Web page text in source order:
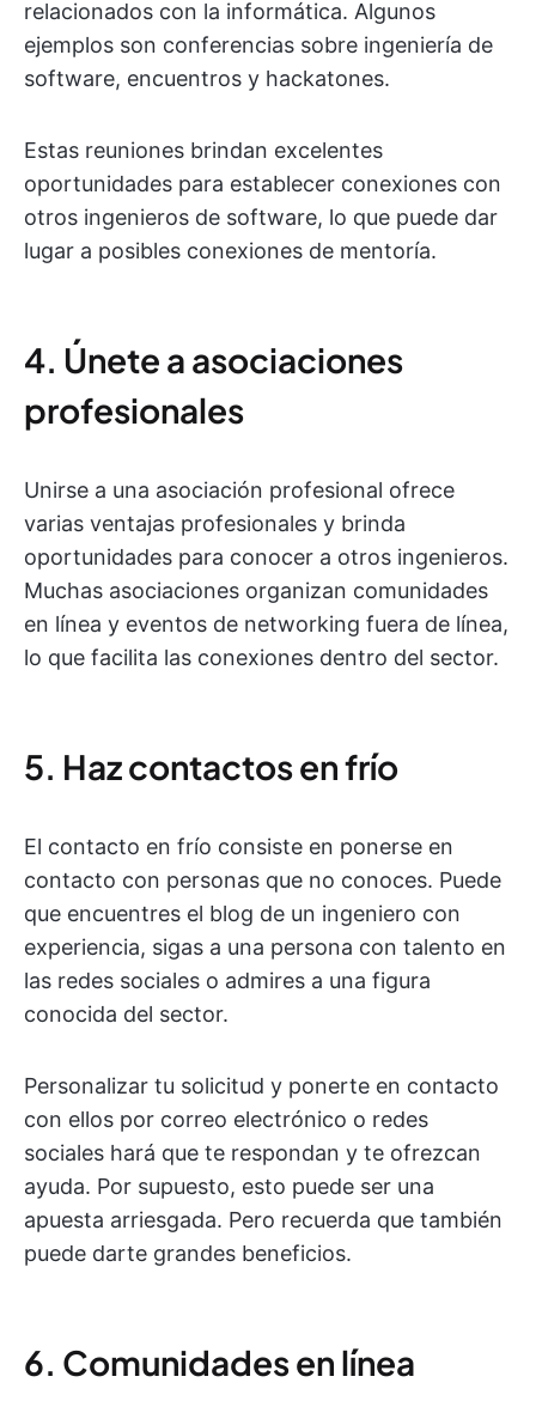
relacionados con la informática. Algunos
ejemplos son conferencias sobre ingeniería de
software, encuentros y hackatones.
Estas reuniones brindan excelentes
oportunidades para establecer conexiones con
otros ingenieros de software, lo que puede dar
lugar a posibles conexiones de mentoría.
4. Únete a asociaciones
profesionales
Unirse a una asociación profesional ofrece
varias ventajas profesionales y brinda
oportunidades para conocer a otros ingenieros.
Muchas asociaciones organizan comunidades
en línea y eventos de networking fuera de línea,
lo que facilita las conexiones dentro del sector.
5. Haz contactos en frío
El contacto en frío consiste en ponerse en
contacto con personas que no conoces. Puede
que encuentres el blog de un ingeniero con
experiencia, sigas a una persona con talento en
las redes sociales o admires a una figura
conocida del sector.
Personalizar tu solicitud y ponerte en contacto
con ellos por correo electrónico o redes
sociales hará que te respondan y te ofrezcan
ayuda. Por supuesto, esto puede ser una
apuesta arriesgada. Pero recuerda que también
puede darte grandes beneficios.
6. Comunidades en línea